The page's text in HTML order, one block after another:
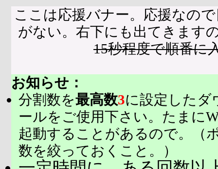
ここは応援バナー。応援なの
がない。右下にも出てきます
15秒程度で順番に
お知らせ：
分割数を最高数3に設定したダ
ールをご使用下さい。たまに
起動することがあるので。（
数を絞っておくこと。）